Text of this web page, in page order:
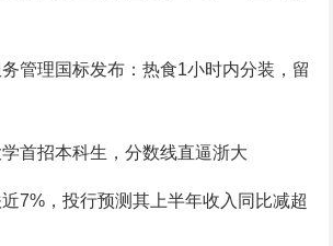
管理国标发布：热食1小时内分装，留
首招本科生，分数线直逼浙大
7%，投行预测其上半年收入同比减超